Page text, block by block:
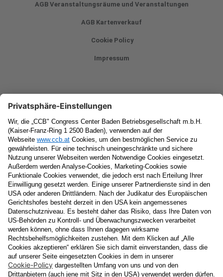
AGB Veranstaltungsräume und Veranstaltungen
AGB Kartenverkauf
Cookie Policy
Impressum
Newsletter
Vorname
Nachname
E-Mail
Datenschutzerklärung
Ja , ich erlaube, dass meine personenbezogenen Daten, nämlich
Name undE-Mail-Adressefür personalisierte Zusendungen per E-
Mail, die Informationen über Events und das
Veranstaltungsprogramm vom Congress Center Baden
enthalten, von der "CCB" Congress Center Baden
Betriebsgesellschaft m.b.H. verarbeitet werden.